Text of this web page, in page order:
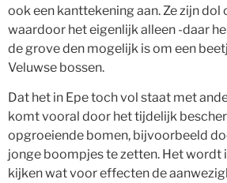
ook een kanttekening aan. Ze zijn
waardoor het eigenlijk alleen -daar
de grove den mogelijk is om een
Veluwse bossen.
Dat het in Epe toch vol staat met
komt vooral door het tijdelijk
opgroeiende bomen, bijvoorbeeld
jonge boompjes te zetten. Het wordt
kijken wat voor effecten de